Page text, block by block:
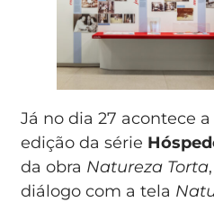
Já no dia 27 acontece
edição da série
da obra Natureza Torta
diálogo com a tela